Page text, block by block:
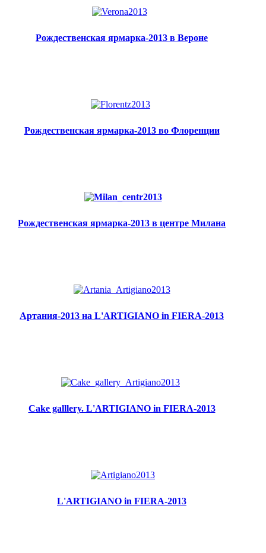
Рождественская ярмарка-2013 в Вероне
Рождественская ярмарка-2013 во Флоренции
Рождественская ярмарка-2013 в центре Милана
Артания-2013 на L'ARTIGIANO in FIERA-2013
Cake galllery. L'ARTIGIANO in FIERA-2013
L'ARTIGIANO in FIERA-2013